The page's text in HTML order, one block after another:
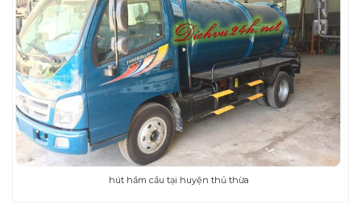
hút hầm cầu tại huyện thủ thừa